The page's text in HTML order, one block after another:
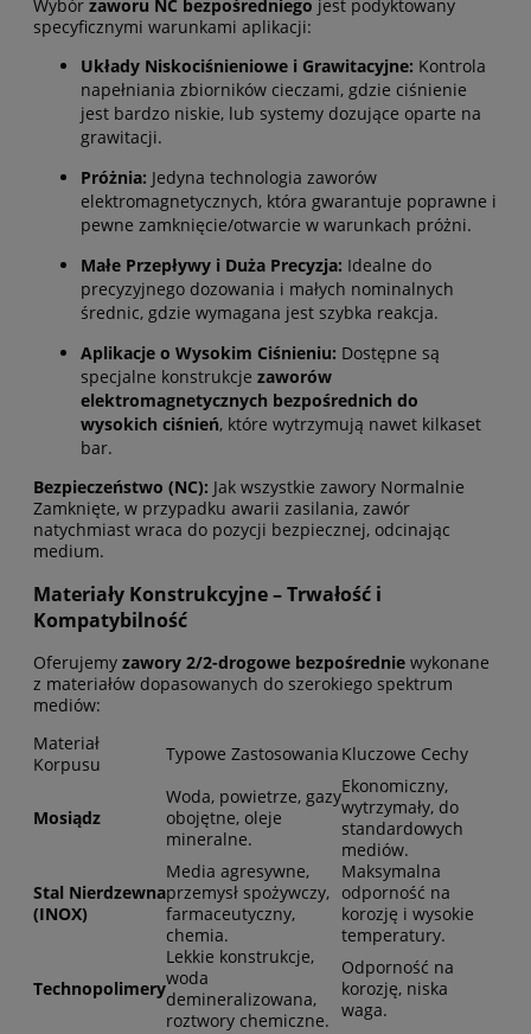
Wybór zaworu NC bezpośredniego jest podyktowany
specyficznymi warunkami aplikacji:
Układy Niskociśnieniowe i Grawitacyjne: Kontrola
napełniania zbiorników cieczami, gdzie ciśnienie
jest bardzo niskie, lub systemy dozujące oparte na
grawitacji.
Próżnia: Jedyna technologia zaworów
elektromagnetycznych, która gwarantuje poprawne i
pewne zamknięcie/otwarcie w warunkach próżni.
Małe Przepływy i Duża Precyzja: Idealne do
precyzyjnego dozowania i małych nominalnych
średnic, gdzie wymagana jest szybka reakcja.
Aplikacje o Wysokim Ciśnieniu: Dostępne są
specjalne konstrukcje zaworów
elektromagnetycznych bezpośrednich do
wysokich ciśnień, które wytrzymują nawet kilkaset
bar.
Bezpieczeństwo (NC): Jak wszystkie zawory Normalnie
Zamknięte, w przypadku awarii zasilania, zawór
natychmiast wraca do pozycji bezpiecznej, odcinając
medium.
Materiały Konstrukcyjne – Trwałość i
Kompatybilność
Oferujemy zawory 2/2-drogowe bezpośrednie wykonane
z materiałów dopasowanych do szerokiego spektrum
mediów:
Materiał
Korpusu
Typowe Zastosowania Kluczowe Cechy
Mosiądz
Woda, powietrze, gazy
obojętne, oleje
mineralne.
Ekonomiczny,
wytrzymały, do
standardowych
mediów.
Stal Nierdzewna
(INOX)
Media agresywne,
przemysł spożywczy,
farmaceutyczny,
chemia.
Maksymalna
odporność na
korozję i wysokie
temperatury.
Technopolimery
Lekkie konstrukcje,
woda
demineralizowana,
roztwory chemiczne.
Odporność na
korozję, niska
waga.